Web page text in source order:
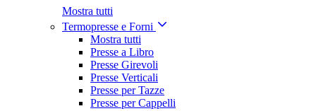
Mostra tutti
Termopresse e Forni
Mostra tutti
Presse a Libro
Presse Girevoli
Presse Verticali
Presse per Tazze
Presse per Cappelli